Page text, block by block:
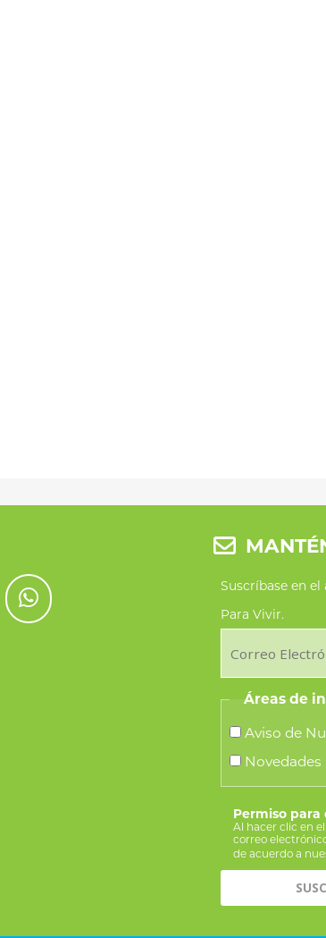
Suscríbase en
Para Vivir.
Áreas de
Aviso de
Novedades
Permiso
Al hacer clic en
correo
de acuerdo a